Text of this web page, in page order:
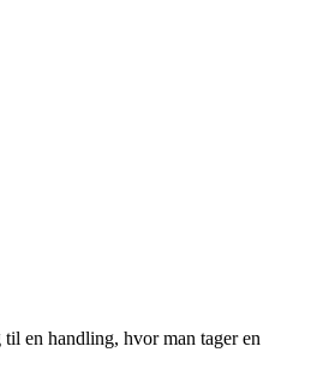
en handling, hvor man tager en